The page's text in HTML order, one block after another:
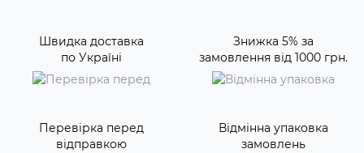
Швидка доставка
по Україні
Знижка 5% за
замовлення від 1000 грн.
Перевірка перед
відправкою
Відмінна упаковка
замовлень